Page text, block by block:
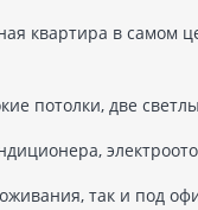
квартира в самом
потолки, две
так и под